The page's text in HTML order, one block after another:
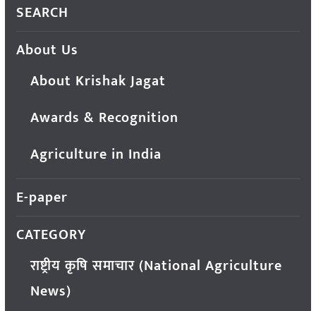
SEARCH
About Us
About Krishak Jagat
Awards & Recognition
Agriculture in India
E-paper
CATEGORY
राष्ट्रीय कृषि समाचार (National Agriculture
News)